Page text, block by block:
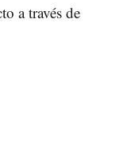
a través de